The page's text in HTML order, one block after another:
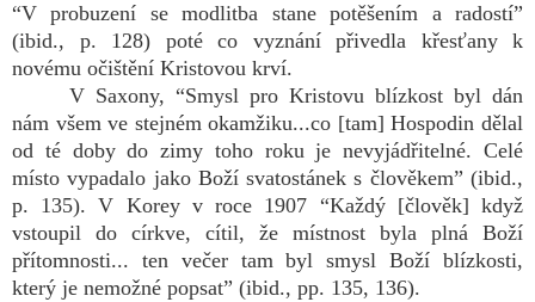
“V probuzení se modlitba stane potěšením a radostí”
(ibid., p. 128) poté co vyznání přivedla křesťany k
novému očištění Kristovou krví.
V Saxony, “Smysl pro Kristovu blízkost byl dán
nám všem ve stejném okamžiku...co [tam] Hospodin dělal
od té doby do zimy toho roku je nevyjádřitelné. Celé
místo vypadalo jako Boží svatostánek s člověkem” (ibid.,
p. 135). V Korey v roce 1907 “Každý [člověk] když
vstoupil do církve, cítil, že místnost byla plná Boží
přítomnosti... ten večer tam byl smysl Boží blízkosti,
který je nemožné popsat” (ibid., pp. 135, 136).